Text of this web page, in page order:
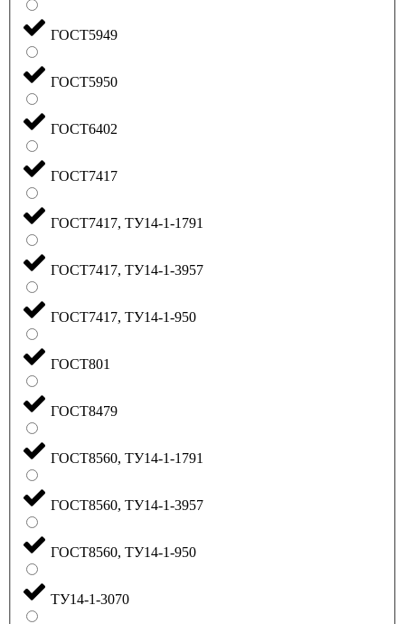
ГОСТ5949
ГОСТ5950
ГОСТ6402
ГОСТ7417
ГОСТ7417, ТУ14-1-1791
ГОСТ7417, ТУ14-1-3957
ГОСТ7417, ТУ14-1-950
ГОСТ801
ГОСТ8479
ГОСТ8560, ТУ14-1-1791
ГОСТ8560, ТУ14-1-3957
ГОСТ8560, ТУ14-1-950
ТУ14-1-3070